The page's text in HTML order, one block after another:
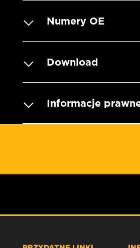
Numery OE
Download
Informacje